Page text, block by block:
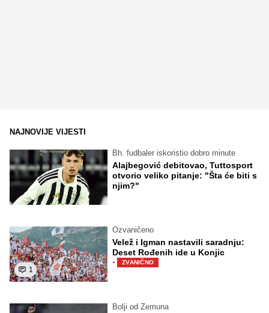
NAJNOVIJE VIJESTI
Bh. fudbaler iskoristio dobro minute
Alajbegović debitovao, Tuttosport
otvorio veliko pitanje: "Šta će biti s
njim?"
1
Ozvaničeno
Velež i Igman nastavili saradnju:
Deset Rođenih ide u Konjic
· ZVANIČNO
Bolji od Zemuna